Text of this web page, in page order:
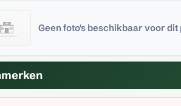
Geen foto's beschikbaar voor dit